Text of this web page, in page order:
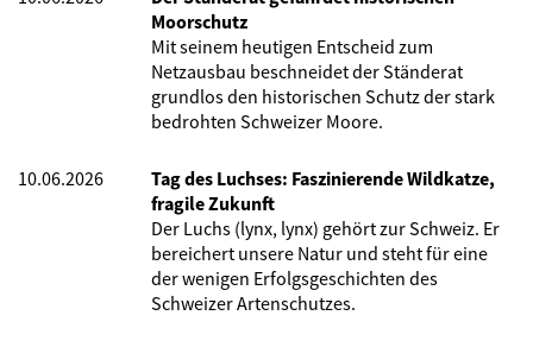
Moorschutz
Mit seinem heutigen Entscheid zum
Netzausbau beschneidet der Ständerat
grundlos den historischen Schutz der stark
bedrohten Schweizer Moore.
10.06.2026
Tag des Luchses: Faszinierende Wildkatze,
fragile Zukunft
Der Luchs (lynx, lynx) gehört zur Schweiz. Er
bereichert unsere Natur und steht für eine
der wenigen Erfolgsgeschichten des
Schweizer Artenschutzes.